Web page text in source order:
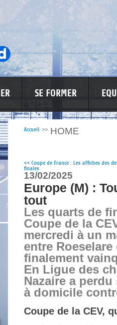
SE FORMER
CONTRE LES VIOLENCES
Accueil >> HOME
<< Coupe de France : Les affiches des
finales
13/02/2025
Europe (M) :
tout
Les quarts de
Coupe de la
mercredi à un
entre Roeselare
finalement
En Ligue des
Nazaire a
à domicile
Coupe de la CEV,